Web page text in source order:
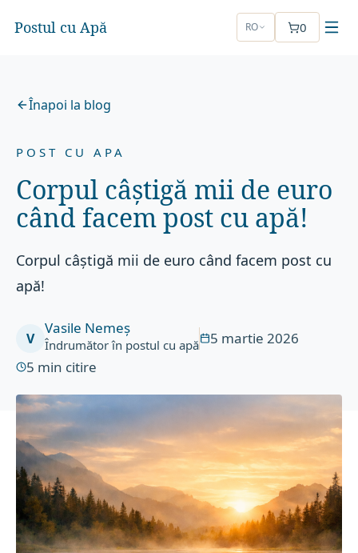
Postul cu Apă RO 0
Înapoi la blog
POST CU APA
Corpul câștigă mii de euro
când facem post cu apă!
Corpul câștigă mii de euro când facem post cu
apă!
V
Vasile Nemeș
Îndrumător în postul cu apă
5 martie 2026
5 min citire